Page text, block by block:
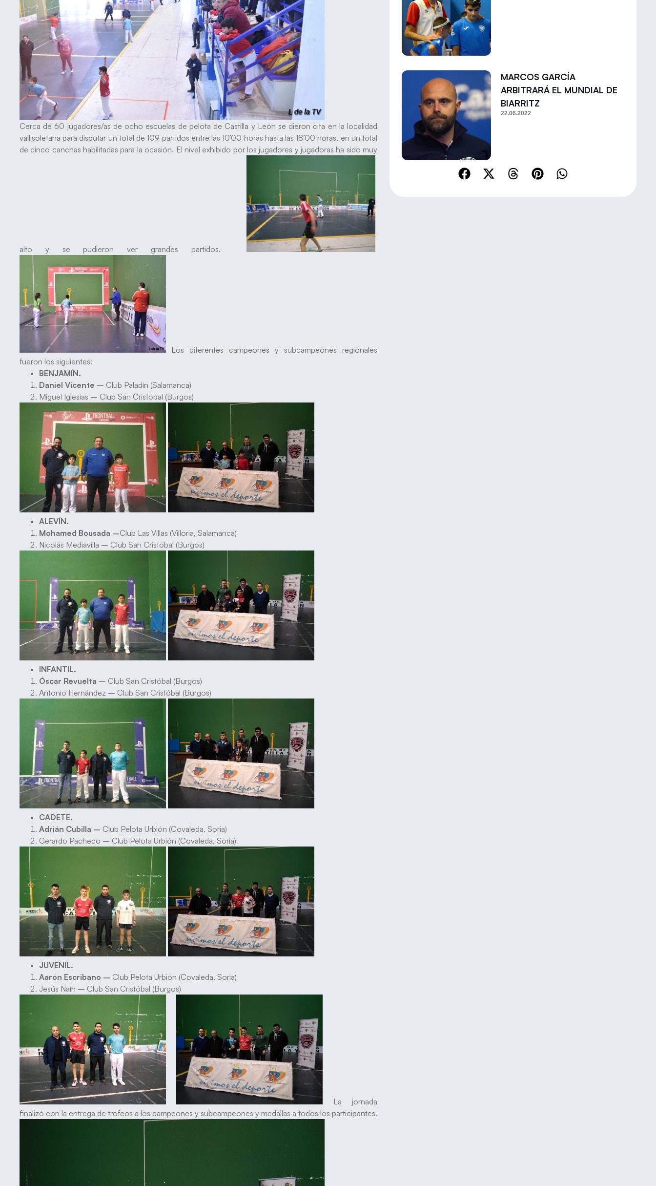
Cerca de 60 jugadores/as de ocho escuelas de pelota de Castilla y León se dieron cita en la localidad
vallisoletana para disputar un total de 109 partidos entre las 10’00 horas hasta las 18’00 horas, en un total
de cinco canchas habilitadas para la ocasión. El nivel exhibido por los jugadores y jugadoras ha sido muy
alto y se pudieron ver grandes partidos.
Los diferentes campeones y subcampeones regionales
fueron los siguientes:
BENJAMÍN.
Daniel Vicente – Club Paladín (Salamanca)
Miguel Iglesias – Club San Cristóbal (Burgos)
ALEVÍN.
Mohamed Bousada –Club Las Villas (Villoria, Salamanca)
Nicolás Mediavilla – Club San Cristóbal (Burgos)
INFANTIL.
Óscar Revuelta – Club San Cristóbal (Burgos)
Antonio Hernández – Club San Cristóbal (Burgos)
CADETE.
Adrián Cubilla – Club Pelota Urbión (Covaleda, Soria)
Gerardo Pacheco – Club Pelota Urbión (Covaleda, Soria)
JUVENIL.
Aarón Escribano – Club Pelota Urbión (Covaleda, Soria)
Jesús Naín – Club San Cristóbal (Burgos)
La jornada
finalizó con la entrega de trofeos a los campeones y subcampeones y medallas a todos los participantes.
MARCOS GARCÍA
ARBITRARÁ EL MUNDIAL DE
BIARRITZ
22.06.2022